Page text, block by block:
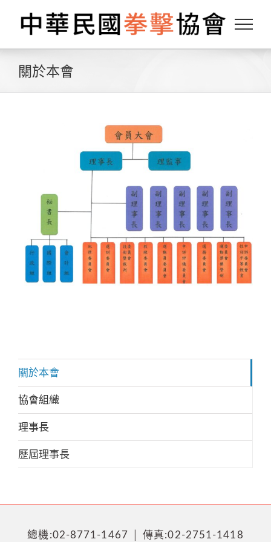
content
關於本會
關於本會
協會組織
理事長
歷屆理事長
總機:02-8771-1467 │ 傳真:02-2751-1418